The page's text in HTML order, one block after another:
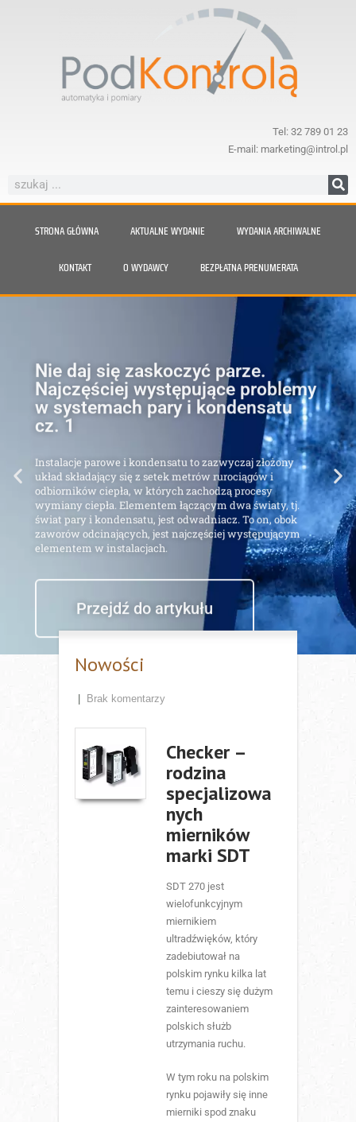
Tel: 32 789 01 23
E-mail: marketing@introl.pl
STRONA GŁÓWNA AKTUALNE WYDANIE WYDANIA ARCHIWALNE
KONTAKT O WYDAWCY BEZPŁATNA PRENUMERATA
Nie daj się zaskoczyć parze.
Najczęściej występujące problemy
w systemach pary i kondensatu
cz. 1
Instalacje parowe i kondensatu to zazwyczaj złożony
układ składający się z setek metrów rurociągów i
odbiorników ciepła, w których zachodzą procesy
wymiany ciepła. Elementem łączącym dwa światy, tj.
świat pary i kondensatu, jest odwadniacz. To on, obok
zaworów odcinających, jest najczęściej występującym
elementem w instalacjach.
Przejdź do artykułu
Nowości
Brak komentarzy
Checker –
rodzina
specjalizowa
nych
mierników
marki SDT
SDT 270 jest
wielofunkcyjnym
miernikiem
ultradźwięków, który
zadebiutował na
polskim rynku kilka lat
temu i cieszy się dużym
zainteresowaniem
polskich służb
utrzymania ruchu.
W tym roku na polskim
rynku pojawiły się inne
mierniki spod znaku